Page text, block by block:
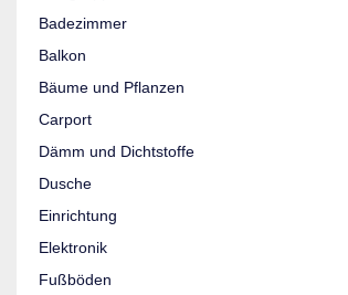
Badezimmer
Balkon
Bäume und Pflanzen
Carport
Dämm und Dichtstoffe
Dusche
Einrichtung
Elektronik
Fußböden